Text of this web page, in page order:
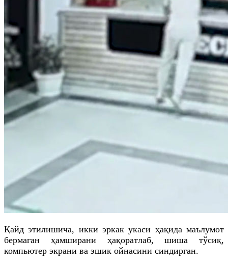
Қайд этилишича, икки эркак укаси ҳақида маълумот
бермаган ҳамширани ҳақоратлаб, шиша тўсиқ,
компьютер экрани ва эшик ойнасини синдирган.